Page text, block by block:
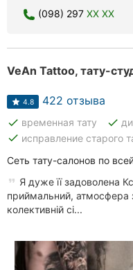
(098) 297 XX XX
VeAn Tattoo, тату-
4.8 422 отзыва
done временная тату done
done исправление старого
Сеть тату-салонов по
Я дуже її задоволена
приймальний, атмосфера
колективній сі...